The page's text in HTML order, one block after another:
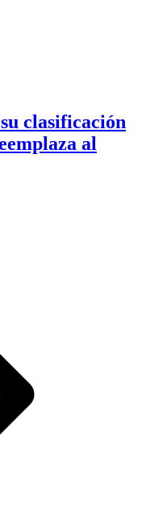
clasificación
al